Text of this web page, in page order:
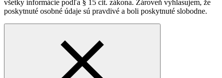
všetky informácie podľa § 15 cit. zákona. Zároveň vyhlasujem, že
poskytnuté osobné údaje sú pravdivé a boli poskytnuté slobodne.